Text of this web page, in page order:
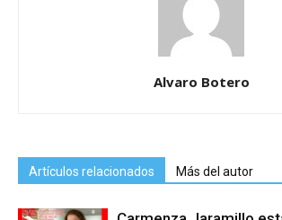
Alvaro Botero
Artículos relacionados Más del autor